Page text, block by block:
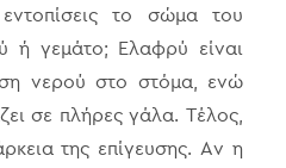
το σώμα του
ή γεμάτο; Ελαφρύ είναι
νερού στο στόμα, ενώ
σε πλήρες γάλα. Τέλος,
της επίγευσης. Αν η